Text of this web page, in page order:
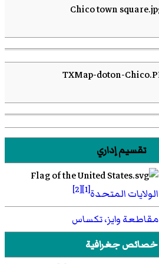
تقسيم إداري
الولايات المتحدة[1]
[2]
مقاطعة وايز، تكساس
خصائص جغرافية